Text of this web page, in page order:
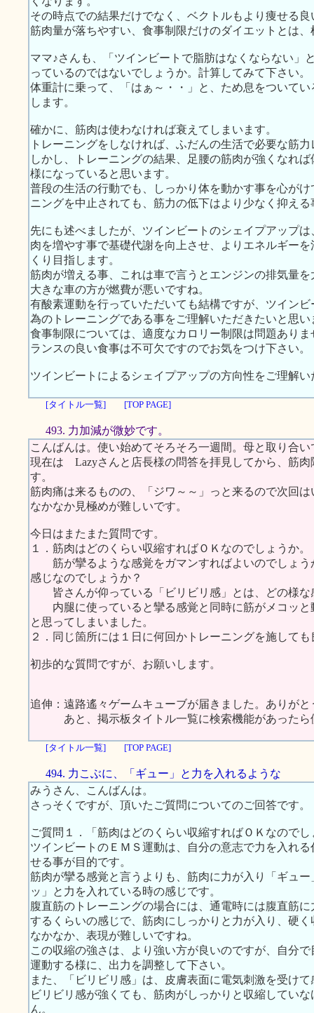
その時点での結果だけでなく、ベクトルもより痩せる
筋肉量が落ちやすい、食事制限だけのダイエットとは
ママ♪さんも、「ツインビートで脂肪はなくならない」
っているのではないでしょうか。計算してみて下さい。
体重計に乗って、「はぁ～・・」と、ため息をついて
します。
確かに、筋肉は使わなければ衰えてしまいます。
トレーニングをしなければ、ふだんの生活で必要な筋
しかし、トレーニングの結果、足腰の筋肉が強くなれ
様になっていると思います。
普段の生活の行動でも、しっかり体を動かす事を心が
ニングを中止されても、筋力の低下はより少なく抑え
先にも述べましたが、ツインビートのシェイプアップ
肉を増やす事で基礎代謝を向上させ、よりエネルギー
くり目指します。
筋肉が増える事、これは車で言うとエンジンの排気量
大きな車の方が燃費が悪いですね。
有酸素運動を行っていただいても結構ですが、ツイン
為のトレーニングである事をご理解いただきたいと思い
食事制限については、適度なカロリー制限は問題あり
ランスの良い食事は不可欠ですのでお気をつけ下さい。
ツインビートによるシェイプアップの方向性をご理解
[タイトル一覧] [TOP PAGE]
493. 力加減が微妙です。
こんばんは。使い始めてそろそろ一週間。母と取り合い
現在は Lazyさんと店長様の問答を拝見してから、筋
す。
筋肉痛は来るものの、「ジワ～～」っと来るので次回
なかなか見極めが難しいです。
今日はまたまた質問です。
１．筋肉はどのくらい収縮すればＯＫなのでしょうか。
筋が攣るような感覚をガマンすればよいのでしょう
感じなのでしょうか？
皆さんが仰っている「ビリビリ感」とは、どの様な
内腿に使っていると攣る感覚と同時に筋がメコッと
と思ってしまいました。
２．同じ箇所には１日に何回かトレーニングを施して
初歩的な質問ですが、お願いします。
追伸：遠路遙々ゲームキューブが届きました。ありが
あと、掲示板タイトル一覧に検索機能があったら
[タイトル一覧] [TOP PAGE]
494. 力こぶに、「ギュー」と力を入れるような
みうさん、こんばんは。
さっそくですが、頂いたご質問についてのご回答です。
ご質問１．「筋肉はどのくらい収縮すればＯＫなのでし
ツインビートのＥＭＳ運動は、自分の意志で力を入れ
せる事が目的です。
筋肉が攣る感覚と言うよりも、筋肉に力が入り「ギュ
ッ」と力を入れている時の感じです。
腹直筋のトレーニングの場合には、通電時には腹直筋
するくらいの感じで、筋肉にしっかりと力が入り、硬
なかなか、表現が難しいですね。
この収縮の強さは、より強い方が良いのですが、自分
運動する様に、出力を調整して下さい。
また、「ビリビリ感」は、皮膚表面に電気刺激を受け
ビリビリ感が強くても、筋肉がしっかりと収縮してい
ん。